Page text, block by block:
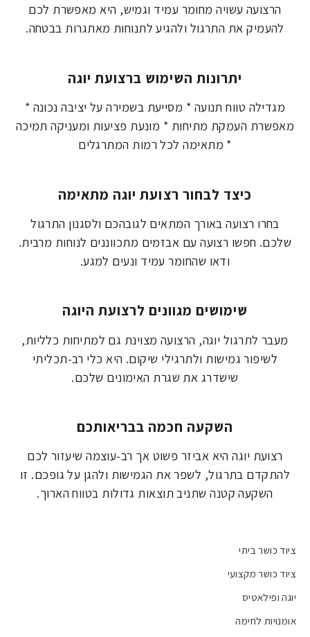
הרצועה עשויה מחומר עמיד וגמיש, היא מאפשרת לכם
להעמיק את התרגול ולהגיע לתנוחות מאתגרות בבטחה.
יתרונות השימוש ברצועת יוגה
מגדילה טווח תנועה * מסייעת בשמירה על יציבה נכונה *
מאפשרת העמקת מתיחות * מונעת פציעות ומעניקה תמיכה
* מתאימה לכל רמות המתרגלים
כיצד לבחור רצועת יוגה מתאימה
בחרו רצועה באורך המתאים לגובהכם ולסגנון התרגול
שלכם. חפשו רצועה עם אבזמים מתכווננים לנוחות מרבית.
ודאו שהחומר עמיד ונעים למגע.
שימושים מגוונים לרצועת היוגה
מעבר לתרגול יוגה, הרצועה מצוינת גם למתיחות כלליות,
לשיפור גמישות ולתרגילי שיקום. היא כלי רב-תכליתי
שישדרג את שגרת האימונים שלכם.
השקעה חכמה בבריאותכם
רצועת יוגה היא אביזר פשוט אך רב-עוצמה שיעזור לכם
להתקדם בתרגול, לשפר את הגמישות ולהגן על גופכם. זו
השקעה קטנה שתניב תוצאות גדולות בטווח הארוך.
ציוד כושר ביתי
ציוד כושר מקצועי
יוגה ופילאטיס
אומנויות לחימה